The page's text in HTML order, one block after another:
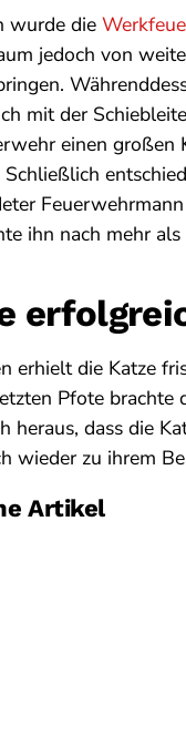
wurde die
jedoch von
mit der
einen großen
ihn nach mehr
erhielt die Katze
Pfote brachte
heraus, dass die
wieder zu ihrem
Artikel